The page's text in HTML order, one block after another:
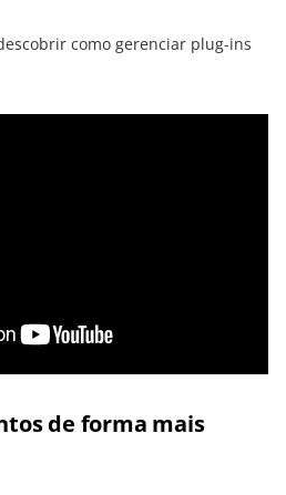
como gerenciar plug-ins
de forma mais